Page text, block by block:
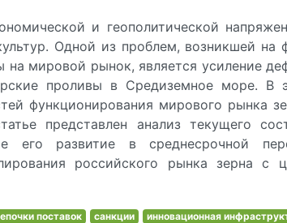
и геополитической
Одной из проблем, возникшей на
мировой рынок, является усиление
проливы в Средиземное море. В
функционирования мирового рынка
представлен анализ текущего
его развитие в среднесрочной
российского рынка зерна с
поставок санкции инновационная